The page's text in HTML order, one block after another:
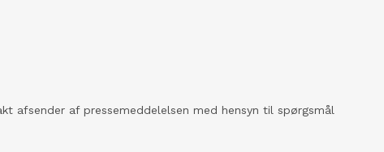
afsender af pressemeddelelsen med hensyn til spørgsmål